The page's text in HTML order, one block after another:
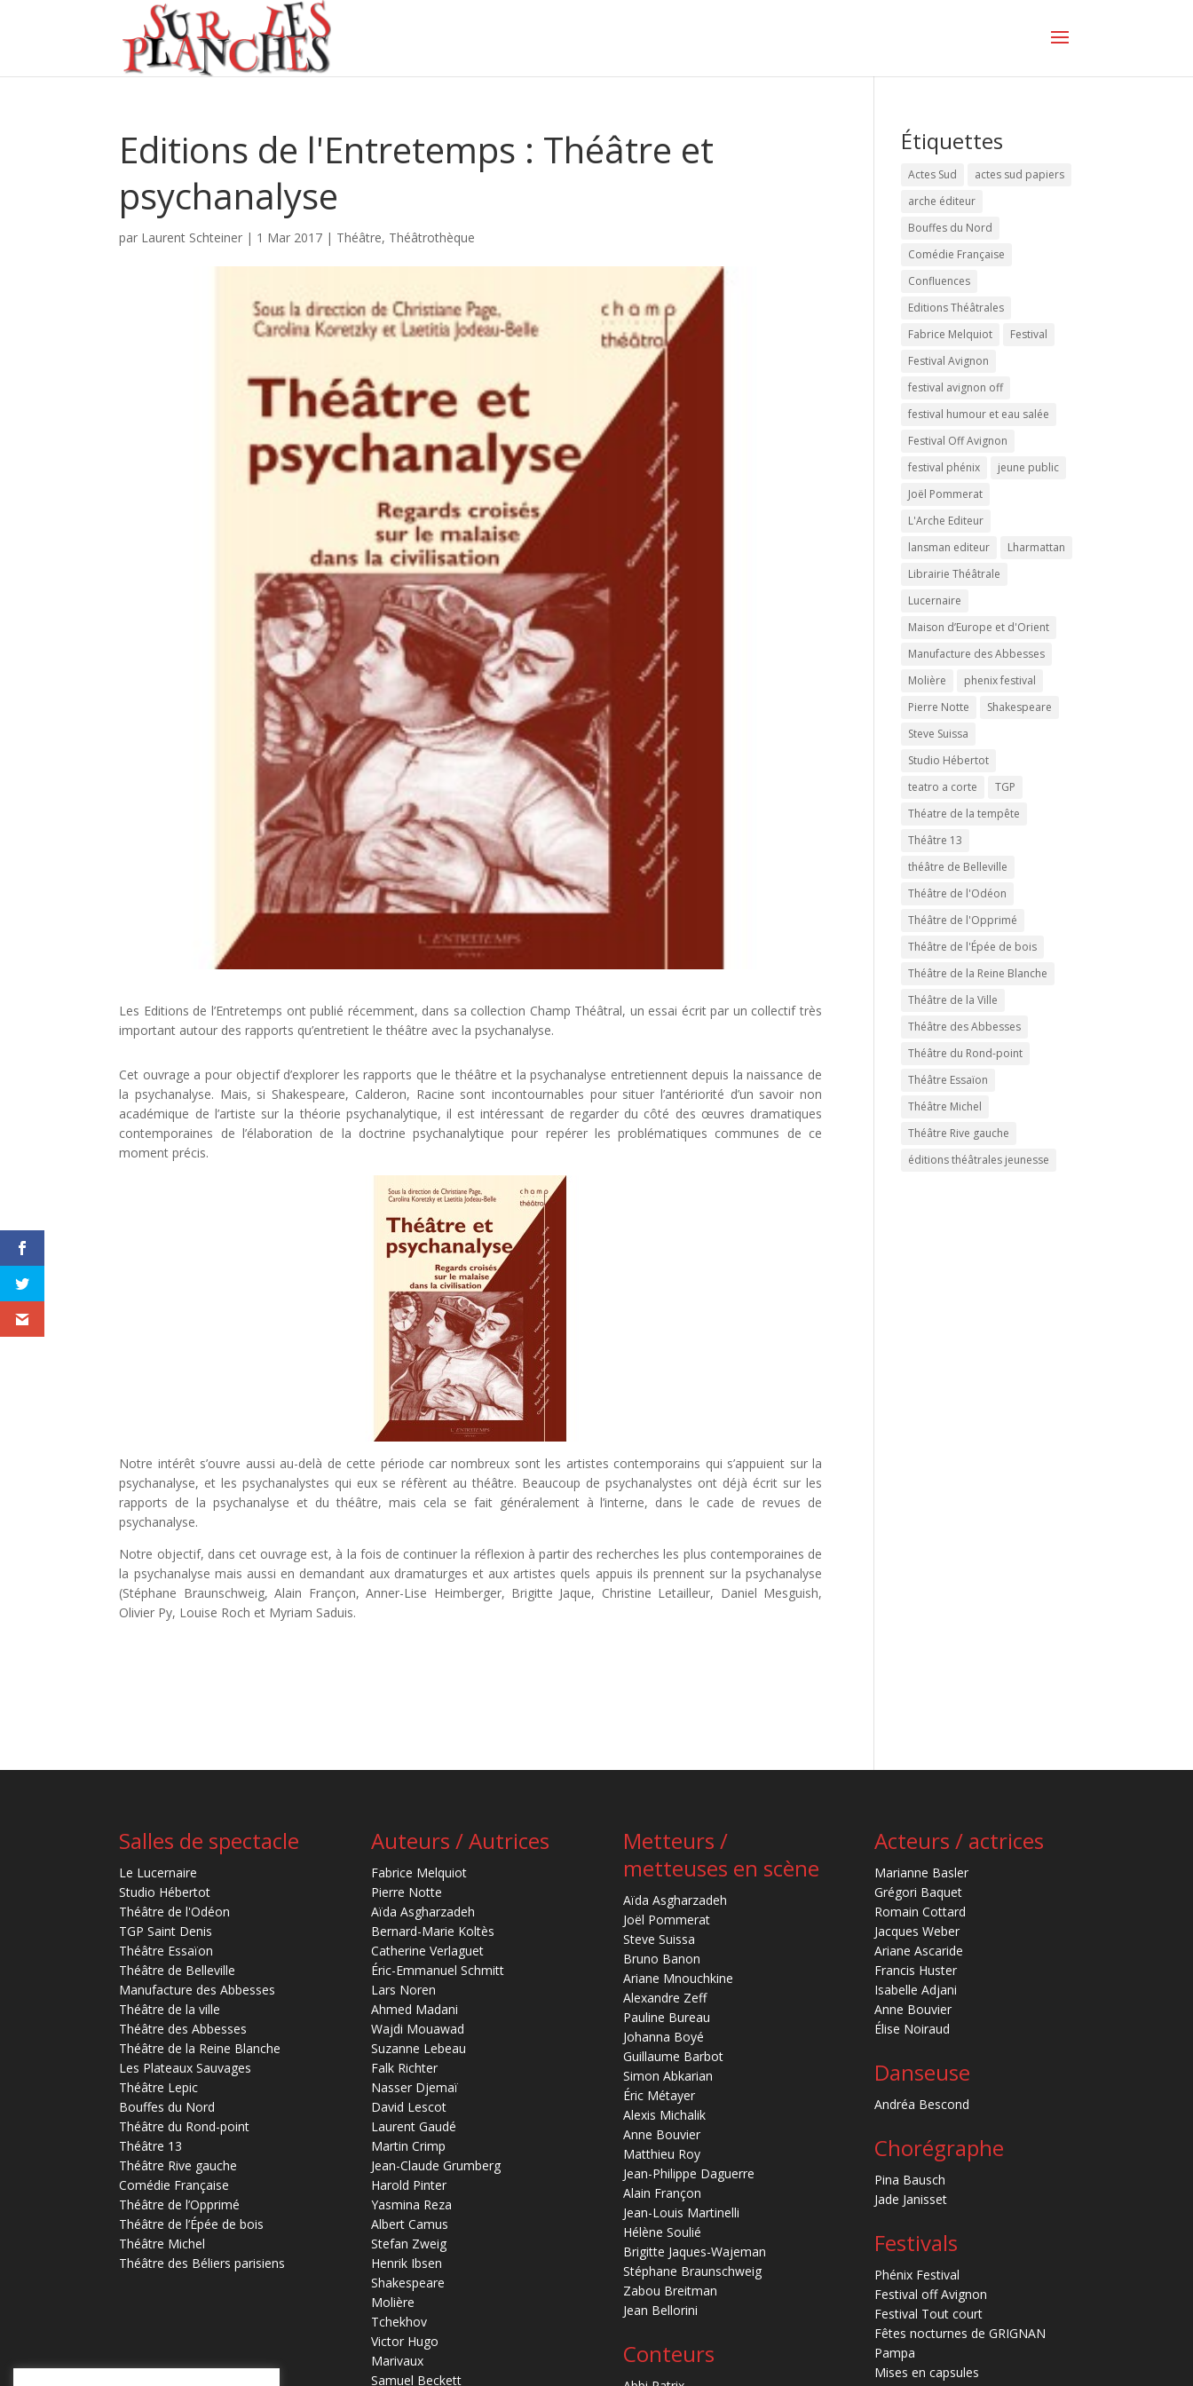
Editions de l'Entretemps : Théâtre et
psychanalyse
par Laurent Schteiner | 1 Mar 2017 | Théâtre, Théâtrothèque
Les Editions de l’Entretemps ont publié récemment, dans sa collection Champ Théâtral, un essai écrit par un collectif très
important autour des rapports qu’entretient le théâtre avec la psychanalyse.
Cet ouvrage a pour objectif d’explorer les rapports que le théâtre et la psychanalyse entretiennent depuis la naissance de
la psychanalyse. Mais, si Shakespeare, Calderon, Racine sont incontournables pour situer l’antériorité d’un savoir non
académique de l’artiste sur la théorie psychanalytique, il est intéressant de regarder du côté des œuvres dramatiques
contemporaines de l’élaboration de la doctrine psychanalytique pour repérer les problématiques communes de ce
moment précis.
Notre intérêt s’ouvre aussi au-delà de cette période car nombreux sont les artistes contemporains qui s’appuient sur la
psychanalyse, et les psychanalystes qui eux se réfèrent au théâtre. Beaucoup de psychanalystes ont déjà écrit sur les
rapports de la psychanalyse et du théâtre, mais cela se fait généralement à l’interne, dans le cade de revues de
psychanalyse.
Notre objectif, dans cet ouvrage est, à la fois de continuer la réflexion à partir des recherches les plus contemporaines de
la psychanalyse mais aussi en demandant aux dramaturges et aux artistes quels appuis ils prennent sur la psychanalyse
(Stéphane Braunschweig, Alain Françon, Anner-Lise Heimberger, Brigitte Jaque, Christine Letailleur, Daniel Mesguish,
Olivier Py, Louise Roch et Myriam Saduis.
Étiquettes
Actes Sud
actes sud papiers
arche éditeur
Bouffes du Nord
Comédie Française
Confluences
Editions Théâtrales
Fabrice Melquiot
Festival
Festival Avignon
festival avignon off
festival humour et eau salée
Festival Off Avignon
festival phénix
jeune public
Joël Pommerat
L'Arche Editeur
lansman editeur
Lharmattan
Librairie Théâtrale
Lucernaire
Maison d’Europe et d'Orient
Manufacture des Abbesses
Molière
phenix festival
Pierre Notte
Shakespeare
Steve Suissa
Studio Hébertot
teatro a corte
TGP
Théatre de la tempête
Théâtre 13
théâtre de Belleville
Théâtre de l'Odéon
Théâtre de l'Opprimé
Théâtre de l'Épée de bois
Théâtre de la Reine Blanche
Théâtre de la Ville
Théâtre des Abbesses
Théâtre du Rond-point
Théâtre Essaïon
Théâtre Michel
Théâtre Rive gauche
éditions théâtrales jeunesse
Salles de spectacle
Le Lucernaire
Studio Hébertot
Théâtre de l'Odéon
TGP Saint Denis
Théâtre Essaïon
Théâtre de Belleville
Manufacture des Abbesses
Théâtre de la ville
Théâtre des Abbesses
Théâtre de la Reine Blanche
Les Plateaux Sauvages
Théâtre Lepic
Bouffes du Nord
Théâtre du Rond-point
Théâtre 13
Théâtre Rive gauche
Comédie Française
Théâtre de l’Opprimé
Théâtre de l’Épée de bois
Théâtre Michel
Théâtre des Béliers parisiens
Auteurs / Autrices
Fabrice Melquiot
Pierre Notte
Aïda Asgharzadeh
Bernard-Marie Koltès
Catherine Verlaguet
Éric-Emmanuel Schmitt
Lars Noren
Ahmed Madani
Wajdi Mouawad
Suzanne Lebeau
Falk Richter
Nasser Djemaï
David Lescot
Laurent Gaudé
Martin Crimp
Jean-Claude Grumberg
Harold Pinter
Yasmina Reza
Albert Camus
Stefan Zweig
Henrik Ibsen
Shakespeare
Molière
Tchekhov
Victor Hugo
Marivaux
Samuel Beckett
Metteurs /
metteuses en scène
Aïda Asgharzadeh
Joël Pommerat
Steve Suissa
Bruno Banon
Ariane Mnouchkine
Alexandre Zeff
Pauline Bureau
Johanna Boyé
Guillaume Barbot
Simon Abkarian
Éric Métayer
Alexis Michalik
Anne Bouvier
Matthieu Roy
Jean-Philippe Daguerre
Alain Françon
Jean-Louis Martinelli
Hélène Soulié
Brigitte Jaques-Wajeman
Stéphane Braunschweig
Zabou Breitman
Jean Bellorini
Conteurs
Acteurs / actrices
Marianne Basler
Grégori Baquet
Romain Cottard
Jacques Weber
Ariane Ascaride
Francis Huster
Isabelle Adjani
Anne Bouvier
Élise Noiraud
Danseuse
Andréa Bescond
Chorégraphe
Pina Bausch
Jade Janisset
Festivals
Phénix Festival
Festival off Avignon
Festival Tout court
Fêtes nocturnes de GRIGNAN
Pampa
Mises en capsules